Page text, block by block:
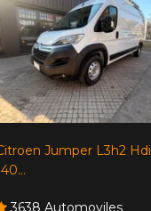
Jumper L3h2 Hdi
3638 Automoviles